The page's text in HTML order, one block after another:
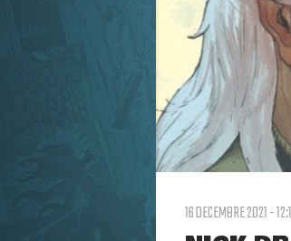
16 DECEMBRE 2021 -